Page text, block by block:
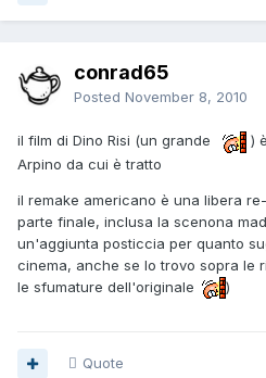
conrad65
Posted November 8, 2010
il film di Dino Risi (un grande
)
Arpino da cui è tratto
il remake americano è una libera
parte finale, inclusa la scenona
un'aggiunta posticcia per quanto
cinema, anche se lo trovo sopra le
le sfumature dell'originale
)
Quote